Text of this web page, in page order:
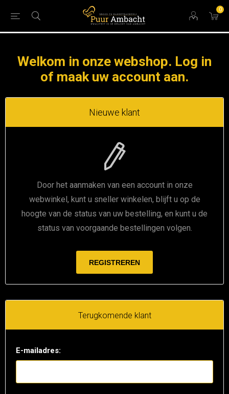
0
Welkom in onze webshop. Log in
of maak uw account aan.
Nieuwe klant
Door het aanmaken van een account in onze
webwinkel, kunt u sneller winkelen, blijft u op de
hoogte van de status van uw bestelling, en kunt u de
status van voorgaande bestellingen volgen.
Terugkomende klant
E-mailadres: